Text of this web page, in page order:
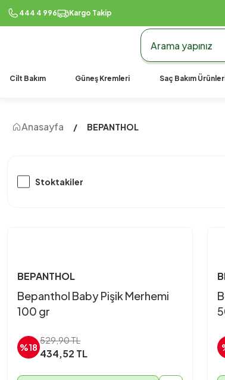
444 4 996 Kargo Takip
990 TL Üzeri Ücretsiz Kargo
Cilt Bakım Güneş Kremleri Saç Bakım
Anasayfa BEPANTHOL
Stoktakiler
BEPANTHOL
Bepanthol Baby Pişik Merhemi
100 gr
%18
529,90 TL
434,52 TL